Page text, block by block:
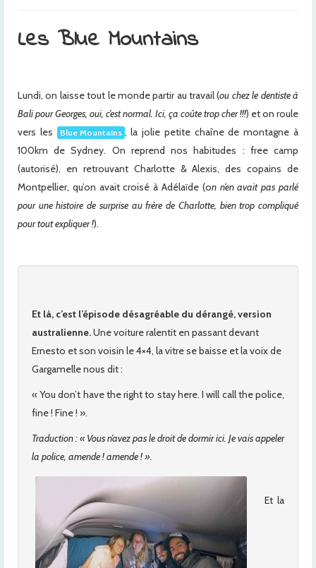
Les Blue Mountains
Lundi, on laisse tout le monde partir au travail (ou chez le dentiste à
Bali pour Georges, oui, c’est normal. Ici, ça coûte trop cher !!!) et on roule
vers les
Blue Mountains , la jolie petite chaîne de montagne à
100km de Sydney. On reprend nos habitudes : free camp
(autorisé), en retrouvant Charlotte & Alexis, des copains de
Montpellier, qu’on avait croisé à Adélaïde (on n’en avait pas parlé
pour une histoire de surprise au frère de Charlotte, bien trop compliqué
pour tout expliquer !).
Et là, c’est l’épisode désagréable du dérangé, version
australienne.Une voiture ralentit en passant devant
Ernesto et son voisin le 4×4, la vitre se baisse et la voix de
Gargamelle nous dit :
« You don’t have the right to stay here. I will call the police,
fine ! Fine ! ».
Traduction : « Vous n’avez pas le droit de dormir ici. Je vais appeler
la police, amende ! amende ! ».
Et la